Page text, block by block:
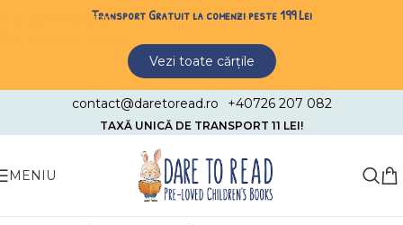
Skip to navigationTransport Gratuit la comenzi peste 199 Lei
Vezi toate cărțile
contact@daretoread.ro +40726 207 082
TAXĂ UNICĂ DE TRANSPORT 11 LEI!
MENIU